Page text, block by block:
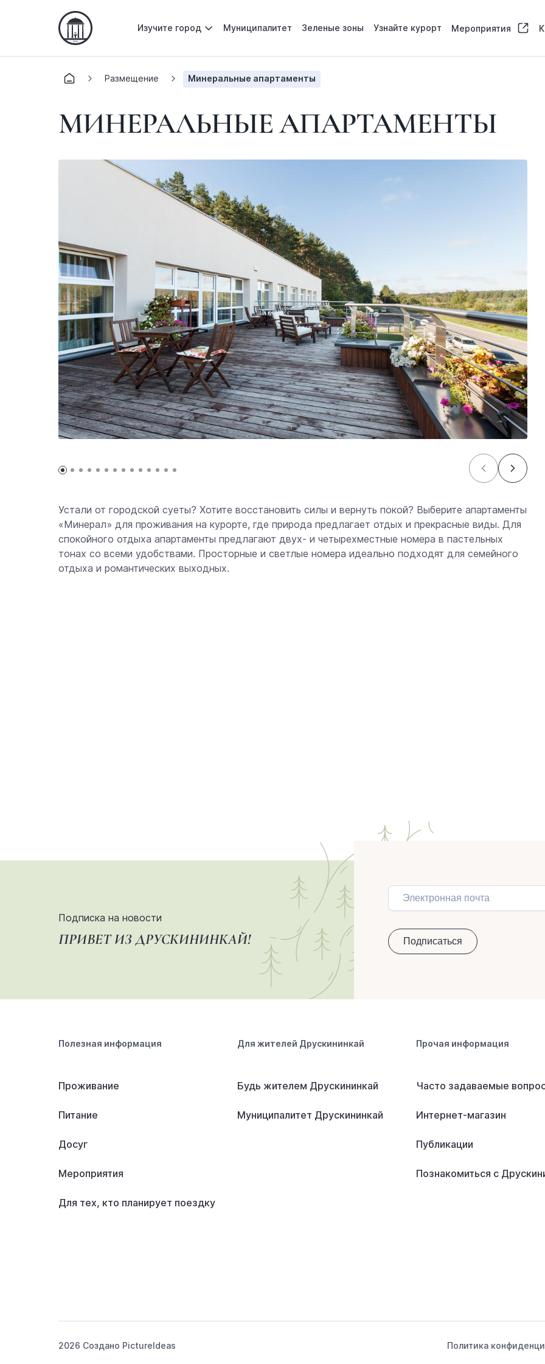
Изучите город Муниципалитет Зеленые зоны Узнайте курорт Мероприятия
Размещение Минеральные апартаменты
МИНЕРАЛЬНЫЕ АПАРТАМЕНТЫ
Устали от городской суеты? Хотите восстановить силы и вернуть покой? Выберите апартаменты
«Минерал» для проживания на курорте, где природа предлагает отдых и прекрасные виды. Для
спокойного отдыха апартаменты предлагают двух- и четырехместные номера в пастельных
тонах со всеми удобствами. Просторные и светлые номера идеально подходят для семейного
отдыха и романтических выходных.
Подписка на новости
ПРИВЕТ ИЗ ДРУСКИНИНКАЙ!
Полезная информация
Проживание
Питание
Досуг
Мероприятия
Для тех, кто планирует поездку
Для жителей Друскининкай
Будь жителем Друскининкай
Муниципалитет Друскининкай
Прочая информация
Часто задаваемые
Интернет-магазин
Публикации
Познакомиться с
2026 Создано PictureIdeas Политика